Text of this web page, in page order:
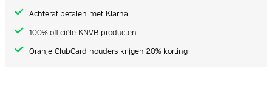
Achteraf betalen met Klarna
100% officiële KNVB producten
Oranje ClubCard houders krijgen 20% korting